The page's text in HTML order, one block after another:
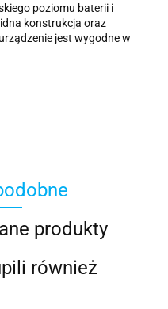
poziomu baterii i
konstrukcja oraz
jest wygodne w
produkty
również